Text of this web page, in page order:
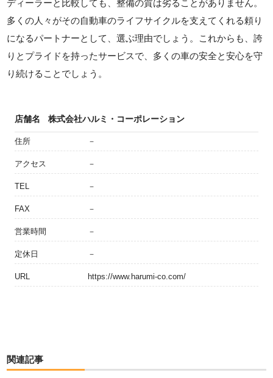
ディーラーと比較しても、整備の質は劣ることがありません。
多くの人々がその自動車のライフサイクルを支えてくれる頼り
になるパートナーとして、選ぶ理由でしょう。これからも、誇
りとプライドを持ったサービスで、多くの車の安全と安心を守
り続けることでしょう。
店舗名 株式会社ハルミ・コーポレーション
住所 －
アクセス －
TEL －
FAX －
営業時間 －
定休日 －
URL https://www.harumi-co.com/
関連記事